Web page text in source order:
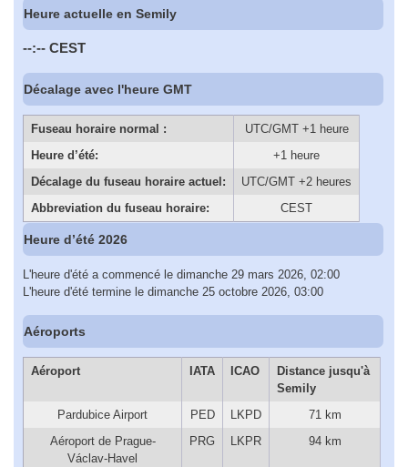
Heure actuelle en Semily
--:-- CEST
Décalage avec l'heure GMT
Fuseau horaire normal :
UTC/GMT +1 heure
Heure d’été:
+1 heure
Décalage du fuseau horaire actuel:
UTC/GMT +2 heures
Abbreviation du fuseau horaire:
CEST
Heure d’été 2026
L'heure d'été a commencé le dimanche 29 mars 2026, 02:00
L'heure d'été termine le dimanche 25 octobre 2026, 03:00
Aéroports
Aéroport IATA ICAO
Distance jusqu'à
Semily
Pardubice Airport
PED LKPD
71 km
Aéroport de Prague-
Václav-Havel
PRG LKPR 94 km